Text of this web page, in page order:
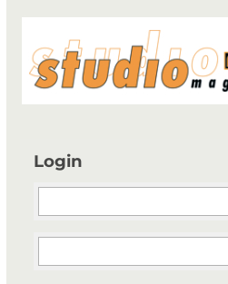
Login